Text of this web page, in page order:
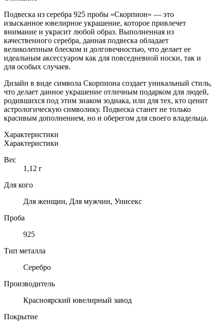
ИЗ
СЕРЕБРА
925
ПРОБЫ
«СКОРПИОН»
Подвеска из серебра 925 пробы «Скорпион» — это
изысканное ювелирное украшение, которое привлечет
внимание и украсит любой образ. Выполненная из
качественного серебра, данная подвеска обладает
великолепным блеском и долговечностью, что делает ее
идеальным аксессуаром как для повседневной носки, так и
для особых случаев.
Дизайн в виде символа Скорпиона создает уникальный стиль,
что делает данное украшение отличным подарком для людей,
родившихся под этим знаком зодиака, или для тех, кто ценит
астрологическую символику. Подвеска станет не только
красивым дополнением, но и оберегом для своего владельца.
Характеристики
Характеристики
Вес
1,12 г
Для кого
Для женщин, Для мужчин, Унисекс
Проба
925
Тип металла
Серебро
Производитель
Красноярский ювелирный завод
Покрытие